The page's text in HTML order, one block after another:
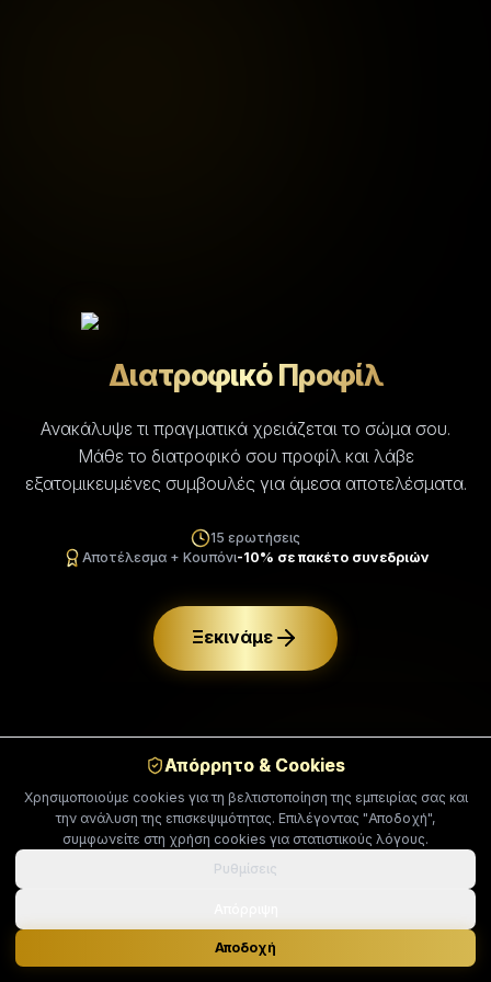
Διατροφικό Προφίλ
Ανακάλυψε τι πραγματικά χρειάζεται το σώμα σου.
Μάθε το διατροφικό σου προφίλ και λάβε
εξατομικευμένες συμβουλές για άμεσα αποτελέσματα.
15 ερωτήσεις
Αποτέλεσμα + Κουπόνι-10% σε πακέτο συνεδριών
Ξεκινάμε
Απόρρητο & Cookies
Χρησιμοποιούμε cookies για τη βελτιστοποίηση της εμπειρίας σας και
την ανάλυση της επισκεψιμότητας. Επιλέγοντας "Αποδοχή",
συμφωνείτε στη χρήση cookies για στατιστικούς λόγους.
Ρυθμίσεις
Αποδοχή